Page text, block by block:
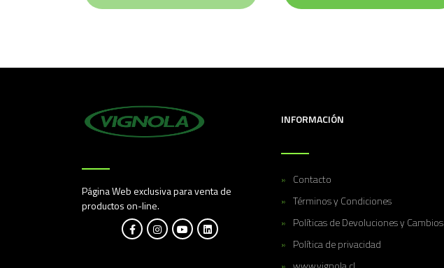
Página Web exclusiva para venta de
productos on-line.
INFORMACIÓN
Contacto
Términos y Condiciones
Políticas de Devoluciones y Cambios
Política de privacidad